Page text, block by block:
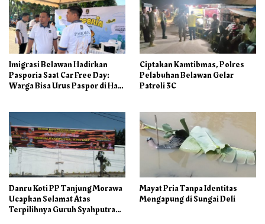
Imigrasi Belawan Hadirkan
Pasporia Saat Car Free Day:
Warga Bisa Urus Paspor di Hari
Ciptakan Kamtibmas, Polres
Pelabuhan Belawan Gelar
Patroli 3C
Danru Koti PP Tanjung Morawa
Ucapkan Selamat Atas
Terpilihnya Guruh Syahputra
Mayat Pria Tanpa Identitas
Mengapung di Sungai Deli